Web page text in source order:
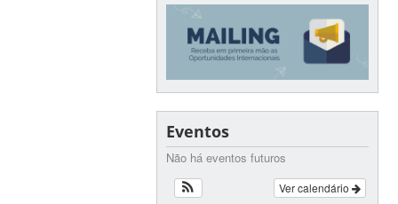
Eventos
Não há eventos futuros
Ver calendário